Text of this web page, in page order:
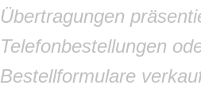
Übertragungen
Telefonbestellungen
Bestellformulare